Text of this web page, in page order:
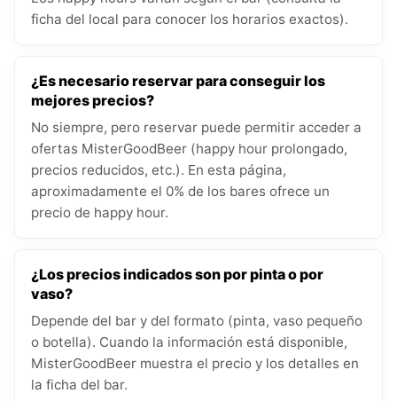
ficha del local para conocer los horarios exactos).
¿Es necesario reservar para conseguir los
mejores precios?
No siempre, pero reservar puede permitir acceder a
ofertas MisterGoodBeer (happy hour prolongado,
precios reducidos, etc.). En esta página,
aproximadamente el 0% de los bares ofrece un
precio de happy hour.
¿Los precios indicados son por pinta o por
vaso?
Depende del bar y del formato (pinta, vaso pequeño
o botella). Cuando la información está disponible,
MisterGoodBeer muestra el precio y los detalles en
la ficha del bar.